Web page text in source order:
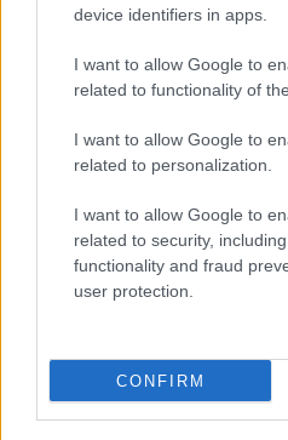
device identifiers in apps.
I want to allow Google to
related to functionality of
I want to allow Google to
related to personalization.
I want to allow Google to
related to security,
functionality and fraud
user protection.
CONFIRM
Budapest Design Terminál